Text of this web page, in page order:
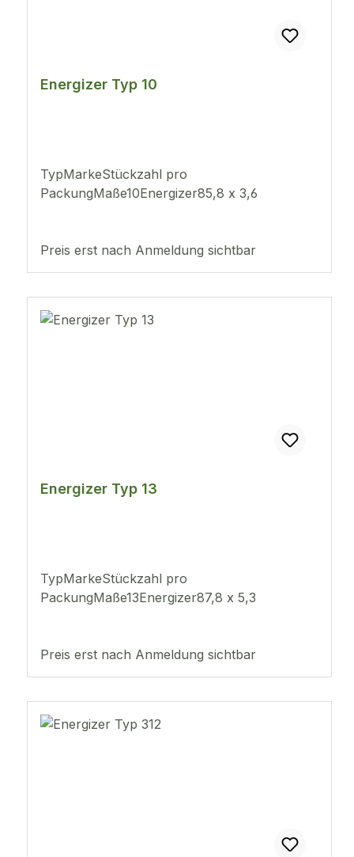
Energizer Typ 10
TypMarkeStückzahl pro
PackungMaße10Energizer85,8 x 3,6
Preis erst nach Anmeldung sichtbar
Energizer Typ 13
TypMarkeStückzahl pro
PackungMaße13Energizer87,8 x 5,3
Preis erst nach Anmeldung sichtbar